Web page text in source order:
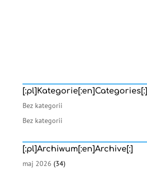
[:pl]Kategorie[:en]Categories[:]
Bez kategorii
Bez kategorii
[:pl]Archiwum[:en]Archive[:]
maj 2026 (34)